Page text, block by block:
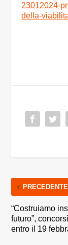
23012024-
della-
PRECEDENTE
“Costruiamo
futuro”,
entro il 19